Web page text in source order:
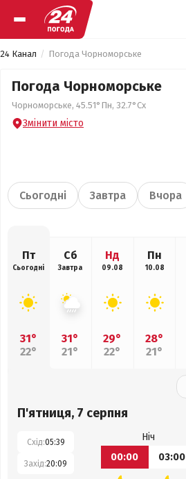
24 Канал Погода Чорноморське
Погода Чорноморське
Чорноморське, 45.51°Пн, 32.7°Сх
Змінити місто
Сьогодні Завтра Вчора
Пт
Сьогодні
31°
22°
Сб
Завтра
31°
21°
Нд
09.08
29°
22°
Пн
10.08
28°
21°
П'ятниця, 7 серпня
Схід:05:39
Захід:20:09
Ніч
00:00
03:00